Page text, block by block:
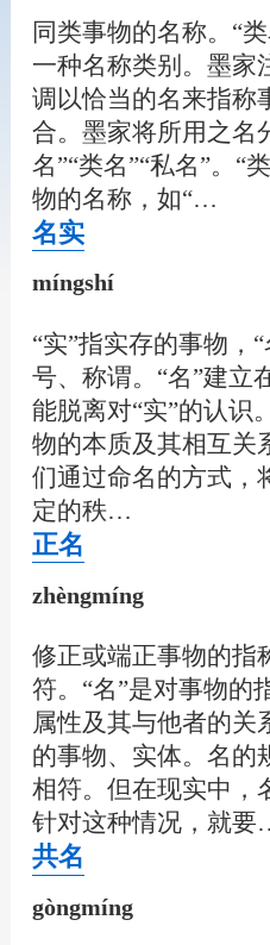
同类事物的名称。“
一种名称类别。墨家
调以恰当的名来指称
合。墨家将所用之名
名”“类名”“私名”。“
物的名称，如“…
名实
míngshí
“实”指实存的事物，
号、称谓。“名”建立
能脱离对“实”的认识
物的本质及其相互关
们通过命名的方式，
定的秩…
正名
zhèngmíng
修正或端正事物的指
符。“名”是对事物的
属性及其与他者的关
的事物、实体。名的
相符。但在现实中，
针对这种情况，就要
共名
gòngmíng